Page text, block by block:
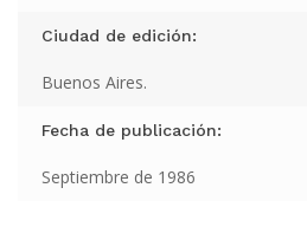
Ciudad de edición:
Buenos Aires.
Fecha de publicación:
Septiembre de 1986